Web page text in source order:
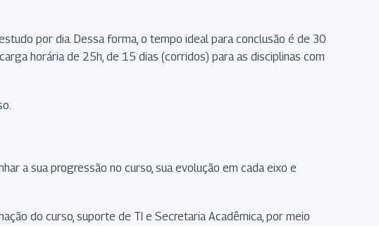
por dia. Dessa forma, o tempo ideal para conclusão é de 30
horária de 25h, de 15 dias (corridos) para as disciplinas com
a sua progressão no curso, sua evolução em cada eixo e
do curso, suporte de TI e Secretaria Acadêmica, por meio